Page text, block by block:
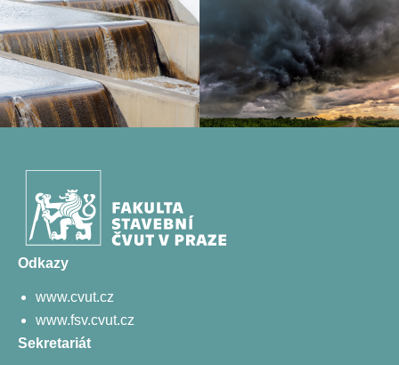
Odkazy
www.cvut.cz
www.fsv.cvut.cz
Sekretariát